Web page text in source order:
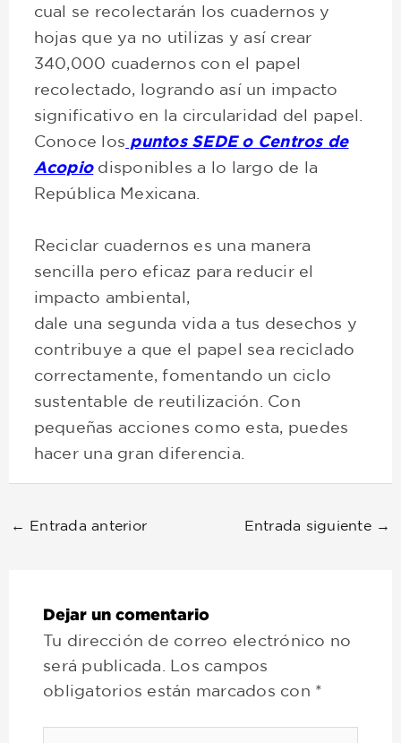
cual se recolectarán los cuadernos y
hojas que ya no utilizas y así crear
340,000 cuadernos con el papel
recolectado, logrando así un impacto
significativo en la circularidad del papel.
Conoce los puntos SEDE o Centros de
Acopiodisponibles a lo largo de la
República Mexicana.
Reciclar cuadernos es una manera
sencilla pero eficaz para reducir el
impacto ambiental,
dale una segunda vida a tus desechos y
contribuye a que el papel sea reciclado
correctamente, fomentando un ciclo
sustentable de reutilización. Con
pequeñas acciones como esta, puedes
hacer una gran diferencia.
← Entrada anterior Entrada siguiente →
Dejar un comentario
Tu dirección de correo electrónico no
será publicada. Los campos
obligatorios están marcados con *